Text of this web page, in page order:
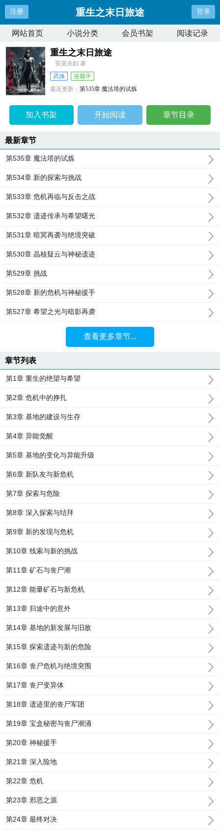
注册 重生之末日旅途 登录
网站首页 小说分类 会员书架 阅读记录
重生之末日旅途
安居夫妇 著
武侠
连载中
最近更新：第535章 魔法塔的试炼
加入书架 开始阅读 章节目录
最新章节
第535章 魔法塔的试炼
第534章 新的探索与挑战
第533章 危机再临与反击之战
第532章 遗迹传承与希望曙光
第531章 暗冥再袭与绝境突破
第530章 晶核疑云与神秘遗迹
第529章 挑战
第528章 新的危机与神秘援手
第527章 希望之光与暗影再袭
查看更多章节...
章节列表
第1章 重生的绝望与希望
第2章 危机中的挣扎
第3章 基地的建设与生存
第4章 异能觉醒
第5章 基地的变化与异能升级
第6章 新队友与新危机
第7章 探索与危险
第8章 深入探索与结拜
第9章 新的发现与危机
第10章 线索与新的挑战
第11章 矿石与丧尸潮
第12章 能量矿石与新危机
第13章 归途中的意外
第14章 基地的新发展与旧敌
第15章 探索遗迹与新的危险
第16章 丧尸危机与绝境突围
第17章 丧尸变异体
第18章 遗迹里的丧尸军团
第19章 宝盒秘密与丧尸潮涌
第20章 神秘援手
第21章 深入险地
第22章 危机
第23章 邪恶之源
第24章 最终对决